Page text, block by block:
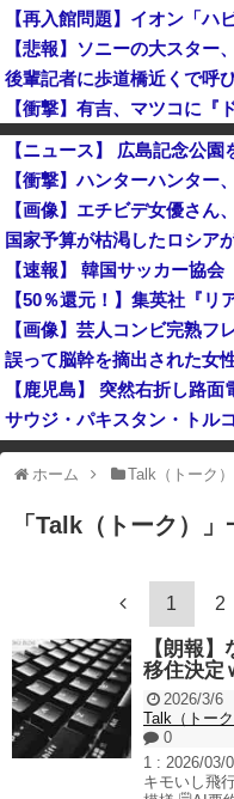
【衝撃】有吉、マツコに『
一部のコンテンツが表示されな
たりする場合があります。
ホーム Talk（トーク）
「 Talk（トーク） 」
1 2
【朗報
移住決定
2026/3/6
Talk（トーク
0
1 : 2026/03/
キモいし飛